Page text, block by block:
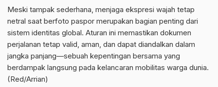
Meski tampak sederhana, menjaga ekspresi wajah tetap
netral saat berfoto paspor merupakan bagian penting dari
sistem identitas global. Aturan ini memastikan dokumen
perjalanan tetap valid, aman, dan dapat diandalkan dalam
jangka panjang—sebuah kepentingan bersama yang
berdampak langsung pada kelancaran mobilitas warga dunia.
(Red/Arrian)